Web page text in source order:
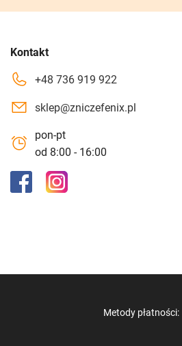
Kontakt
+48 736 919 922
sklep@zniczefenix.pl
pon-pt
od 8:00 - 16:00
Metody płatności: